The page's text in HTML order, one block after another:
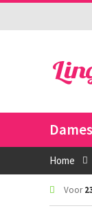
Dames
Home
Voor